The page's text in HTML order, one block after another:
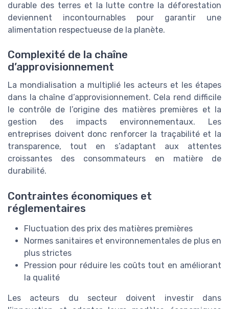
durable des terres et la lutte contre la déforestation
deviennent incontournables pour garantir une
alimentation respectueuse de la planète.
Complexité de la chaîne
d’approvisionnement
La mondialisation a multiplié les acteurs et les étapes
dans la chaîne d’approvisionnement. Cela rend difficile
le contrôle de l’origine des matières premières et la
gestion des impacts environnementaux. Les
entreprises doivent donc renforcer la traçabilité et la
transparence, tout en s’adaptant aux attentes
croissantes des consommateurs en matière de
durabilité.
Contraintes économiques et
réglementaires
Fluctuation des prix des matières premières
Normes sanitaires et environnementales de plus en
plus strictes
Pression pour réduire les coûts tout en améliorant
la qualité
Les acteurs du secteur doivent investir dans